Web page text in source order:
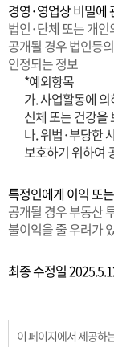
경영·영업상 비밀에
법인·단체 또는 개
공개될 경우 법인등
인정되는 정보
*예외항목
가. 사업활동에
신체 또는 건강을
나. 위법·부당한
보호하기 위하여
특정인에게 이익 또
공개될 경우 부동산
불이익을 줄 우려가
최종 수정일
이 페이지에서 제공하